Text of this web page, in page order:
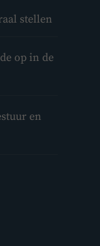
stellen
op in de
en